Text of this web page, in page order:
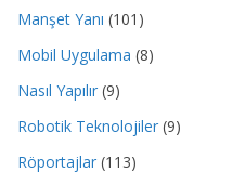
Manşet Yanı (101)
Mobil Uygulama (8)
Nasıl Yapılır (9)
Robotik Teknolojiler (9)
Röportajlar (113)